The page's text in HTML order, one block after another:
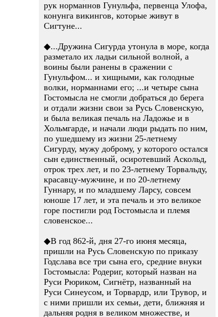
рук норманнов Гунульфа, первенца Улофа,
конунга викингов, которые живут в
Сигтуне...
◆...Дружина Сигурда утонула в море, когда
разметало их ладьи сильной волной, а
воины были ранены в сражении с
Гунульфом... и хищными, как голодные
волки, норманнами его; ...и четыре сына
Гостомысла не смогли добраться до берега
и отдали жизни свои за Русь Словенскую,
и была великая печаль на Ладожье и в
Хольмгарде, и начали люди рыдать по ним,
по ушедшему из жизни 25-летнему
Сигурду, мужу доброму, у которого остался
сын единственный, осиротевший Аскольд,
отрок трех лет, и по 23-летнему Торвальду,
красавцу-мужчине, и по 20-летнему
Гуннару, и по младшему Ларсу, совсем
юноше 17 лет, и эта печаль и это великое
горе постигли род Гостомысла и племя
словенское...
◆В год 862-й, дня 27-го июня месяца,
пришли на Русь Словенскую по приказу
Годслава все три сына его, средние внуки
Гостомысла: Родериг, который назван на
Руси Рюриком, Сигнётр, названный на
Руси Синеусом, и Торвардр, или Трувор, и
с ними пришли их семьи, дети, ближняя и
дальняя родня в великом множестве, и